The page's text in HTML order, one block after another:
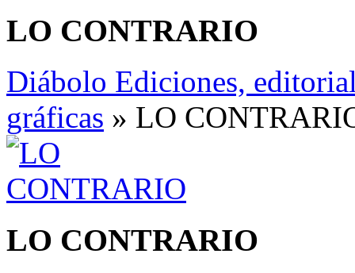
LO CONTRARIO
Diábolo Ediciones,
gráficas » LO
LO CONTRARIO